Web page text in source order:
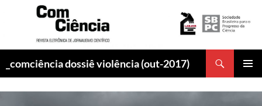
_comciência dossiê violência (out-2017)